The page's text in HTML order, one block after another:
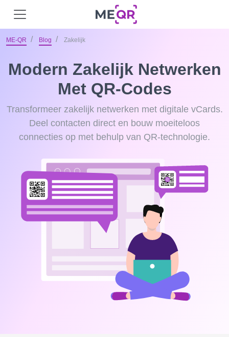
ME-QR Blog Zakelijk
Modern Zakelijk Netwerken
Met QR-Codes
Transformeer zakelijk netwerken met digitale vCards.
Deel contacten direct en bouw moeiteloos
connecties op met behulp van QR-technologie.